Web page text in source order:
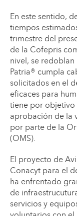
En este sentido,
tiempos
trimestre del
de la Cofepris
nivel, se redoblan
Patria® cumpla
solicitados en el
eficaces para
tiene por objetivo
aprobación de la
por parte de la
(OMS).
El proyecto de
Conacyt para el
ha enfrentado
de
servicios y